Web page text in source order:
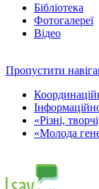
Бібліотека
Фотогалереї
Відео
Пропустити
«Різні,
«Молода